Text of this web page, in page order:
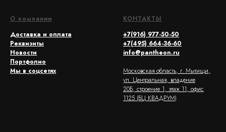
О компании
Доставка и оплата
Реквизиты
Новости
Портфолио
Мы в соцсетях
КОНТАКТЫ
+7(916) 977-50-50
+7(495) 664-36-60
info@pantheon.ru
Московская область, г. Мытищи,
ул. Центральная, владение
20Б, строение 1, этаж 11, офис
1125 (БЦ КВАДРУМ)